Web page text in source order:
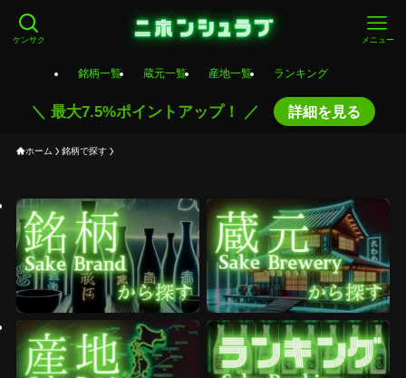
ケンサク メニュー
銘柄一覧 蔵元一覧 産地一覧 ランキング
＼ 最大7.5%ポイントアップ！ ／ 詳細を見る
ホーム 銘柄で探す